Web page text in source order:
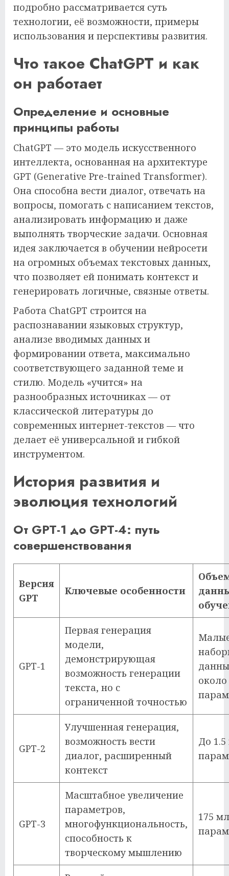
подробно рассматривается суть
технологии, её возможности, примеры
использования и перспективы развития.
Что такое ChatGPT и как
он работает
Определение и основные
принципы работы
ChatGPT — это модель искусственного
интеллекта, основанная на архитектуре
GPT (Generative Pre-trained Transformer).
Она способна вести диалог, отвечать на
вопросы, помогать с написанием текстов,
анализировать информацию и даже
выполнять творческие задачи. Основная
идея заключается в обучении нейросети
на огромных объемах текстовых данных,
что позволяет ей понимать контекст и
генерировать логичные, связные ответы.
Работа ChatGPT строится на
распознавании языковых структур,
анализе вводимых данных и
формировании ответа, максимально
соответствующего заданной теме и
стилю. Модель «учится» на
разнообразных источниках — от
классической литературы до
современных интернет-текстов — что
делает её универсальной и гибкой
инструментом.
История развития и
эволюция технологий
От GPT-1 до GPT-4: путь
совершенствования
Версия
GPT
Ключевые особенности
GPT-1
Первая генерация
модели,
демонстрирующая
возможность генерации
текста, но с
ограниченной точностью
GPT-2
Улучшенная генерация,
возможность вести
диалог, расширенный
контекст
До
GPT-3
Масштабное увеличение
параметров,
многофункциональность,
способность к
творческому мышлению
175